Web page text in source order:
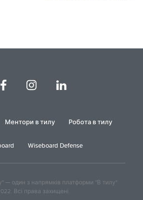
Ментори в тилу Робота в тилу
Wiseboard Defense
— один з напрямків платформи "В тилу"
Всі права захищені.